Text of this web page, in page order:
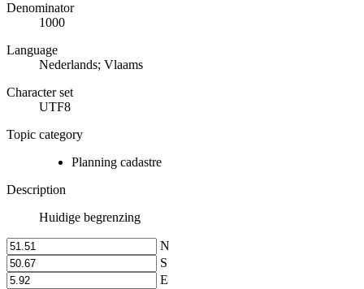
Denominator
1000
Language
Nederlands; Vlaams
Character set
UTF8
Topic category
Planning cadastre
Description
Huidige begrenzing
N
S
E